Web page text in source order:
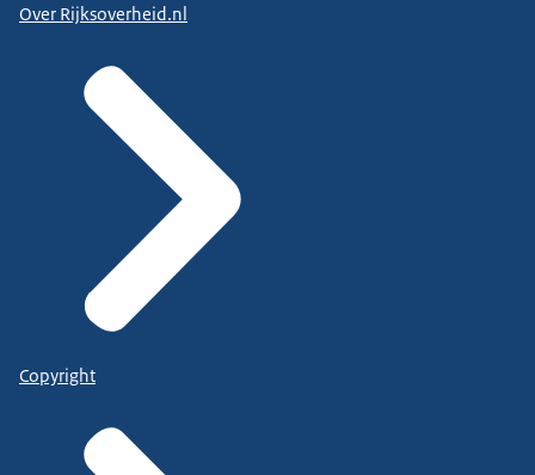
Over Rijksoverheid.nl
Copyright